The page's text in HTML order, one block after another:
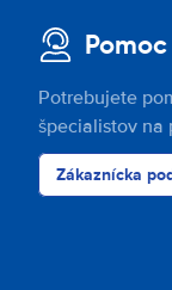
Potrebujete
špecialistov na
Zákaznícka